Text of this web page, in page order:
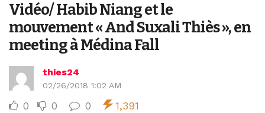
Vidéo/ Habib Niang et le
mouvement « And Suxali Thiès », en
meeting à Médina Fall
thies24
02/26/2018 1:02 AM
0 0 0 1,391